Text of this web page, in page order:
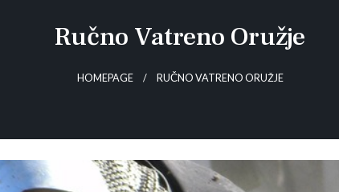
Ručno Vatreno Oružje
HOMEPAGE RUČNO VATRENO ORUŽJE